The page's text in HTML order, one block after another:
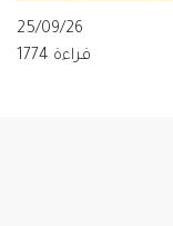
25/09/26
قراءة 1774